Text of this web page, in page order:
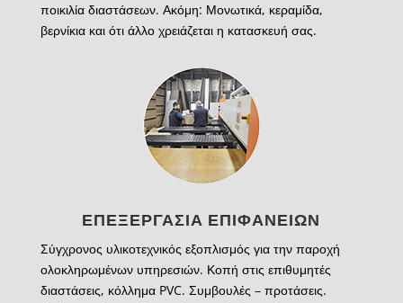
ποικιλία διαστάσεων. Ακόμη: Μονωτικά, κεραμίδα,
βερνίκια και ότι άλλο χρειάζεται η κατασκευή σας.
ΕΠΕΞΕΡΓΑΣΙΑ ΕΠΙΦΑΝΕΙΩΝ
Σύγχρονος υλικοτεχνικός εξοπλισμός για την παροχή
ολοκληρωμένων υπηρεσιών. Κοπή στις επιθυμητές
διαστάσεις, κόλλημα PVC. Συμβουλές – προτάσεις.